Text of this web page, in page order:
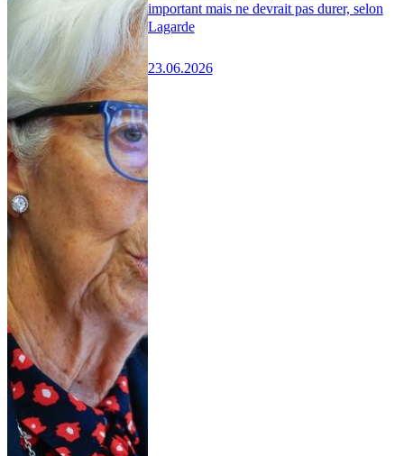
important mais ne devrait pas durer, selon
Lagarde
23.06.2026